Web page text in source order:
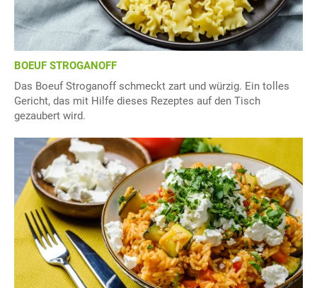
BOEUF STROGANOFF
Das Boeuf Stroganoff schmeckt zart und würzig. Ein tolles
Gericht, das mit Hilfe dieses Rezeptes auf den Tisch
gezaubert wird.